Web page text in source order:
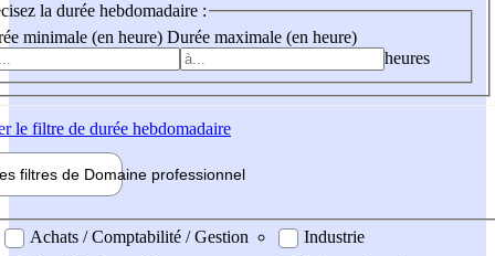
la durée hebdomadaire :
minimale (en heure) Durée maximale (en heure)
heures
le filtre de durée hebdomadaire
filtres de Domaine professionnel
professionel
Achats / Comptabilité / Gestion
Industrie